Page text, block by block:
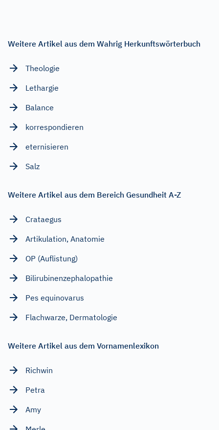
Weitere Artikel aus dem Wahrig Herkunftswörterbuch
Theologie
Lethargie
Balance
korrespondieren
eternisieren
Salz
Weitere Artikel aus dem Bereich Gesundheit A-Z
Crataegus
Artikulation, Anatomie
OP (Auflistung)
Bilirubinenzephalopathie
Pes equinovarus
Flachwarze, Dermatologie
Weitere Artikel aus dem Vornamenlexikon
Richwin
Petra
Amy